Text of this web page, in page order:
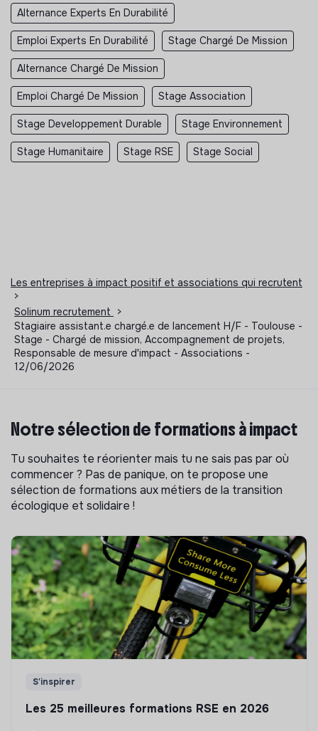
Alternance Experts En Durabilité
Emploi Experts En Durabilité Stage Chargé De Mission
Alternance Chargé De Mission
Emploi Chargé De Mission Stage Association
Stage Developpement Durable Stage Environnement
Stage Humanitaire Stage RSE Stage Social
Les entreprises à impact positif et associations qui recrutent
>
Solinum recrutement
>
Stagiaire assistant.e chargé.e de lancement H/F - Toulouse -
Stage - Chargé de mission, Accompagnement de projets,
Responsable de mesure d'impact - Associations -
12/06/2026
Notre sélection de formations à impact
Tu souhaites te réorienter mais tu ne sais pas par où
commencer ? Pas de panique, on te propose une
sélection de formations aux métiers de la transition
écologique et solidaire !
S'inspirer
Les 25 meilleures formations RSE en 2026